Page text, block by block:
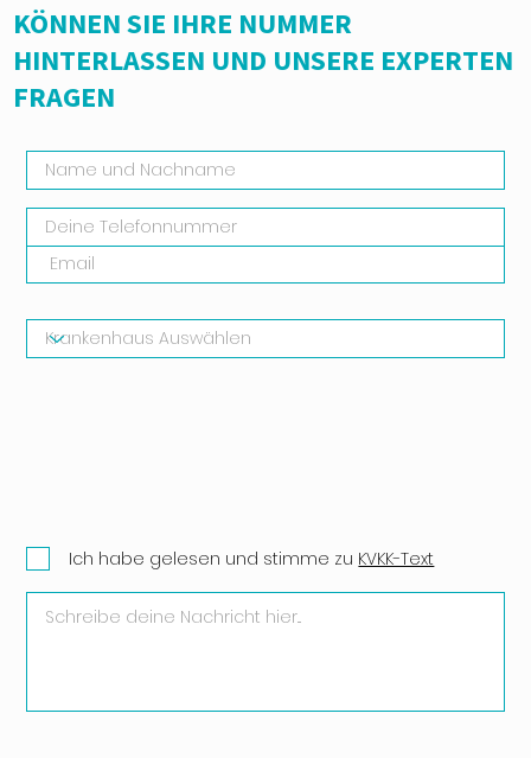
KÖNNEN SIE IHRE NUMMER
HINTERLASSEN UND UNSERE EXPERTEN
FRAGEN
Ich habe gelesen und stimme zu KVKK-Text